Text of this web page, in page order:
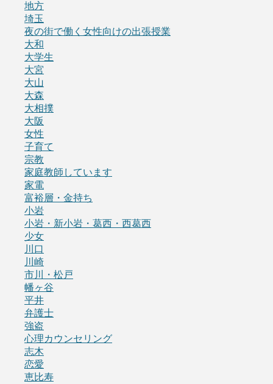
地方
埼玉
夜の街で働く女性向けの出張授業
大和
大学生
大宮
大山
大森
大相撲
大阪
女性
子育て
宗教
家庭教師しています
家電
富裕層・金持ち
小岩
小岩・新小岩・葛西・西葛西
少女
川口
川崎
市川・松戸
幡ヶ谷
平井
弁護士
強盗
心理カウンセリング
志木
恋愛
恵比寿